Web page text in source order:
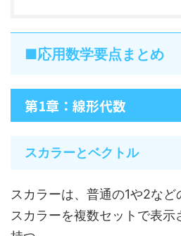
■応用数学要点まとめ
第1章：線形代数
スカラーとベクトル
スカラーは、普通の1や2など
スカラーを複数セットで表示